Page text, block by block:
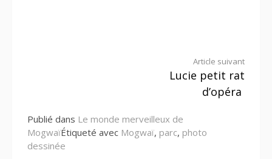
Article suivant
Lucie petit rat
d’opéra
Publié dans Le monde merveilleux de
MogwaïÉtiqueté avec Mogwaï, parc, photo
dessinée